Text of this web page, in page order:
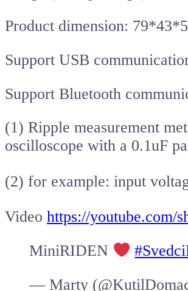
Product dimension:
Support USB
Support Bluetooth
(1) Ripple measurement
oscilloscope with a 0.1uF
(2) for example: input
Video https://youtube.com/
MiniRIDEN
— Marty